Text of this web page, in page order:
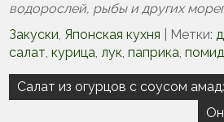
водорослей, рыбы и других
Закуски, Японская кухня | Метки:
салат,курица,лук,паприка,
Навигация
Салат из огурцов с соусом